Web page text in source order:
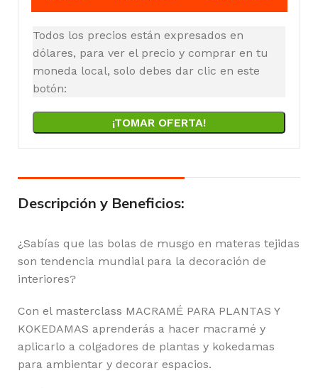
Todos los precios están expresados en
dólares, para ver el precio y comprar en tu
moneda local, solo debes dar clic en este
botón:
¡TOMAR OFERTA!
Descripción y Beneficios:
¿Sabías que las bolas de musgo en materas tejidas
son tendencia mundial para la decoración de
interiores?
Con el masterclass MACRAMÉ PARA PLANTAS Y
KOKEDAMAS aprenderás a hacer macramé y
aplicarlo a colgadores de plantas y kokedamas
para ambientar y decorar espacios.